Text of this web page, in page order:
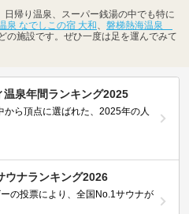
帰り温泉、スーパー銭湯の中でも特に
泉 なでしこの宿 大和、 磐梯熱海温泉
の施設です。ぜひ一度は足を運んでみて
温泉年間ランキング2025
から頂点に選ばれた、2025年の人
ウナランキング2026
の投票により、全国No.1サウナが